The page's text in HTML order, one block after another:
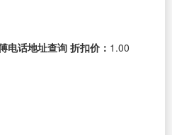
电话地址查询 折扣价： 1.00